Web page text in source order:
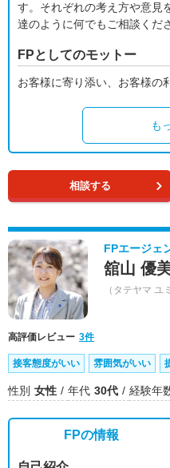
す。それぞれの考え方や意見
達のように何でもご相談くだ
FPとしてのモットー
お客様に寄り添い、お客様の
も
相談する
FPエージェ
舘山 優
（タテヤマ ユ
高評価レビュー 3件
接客態度がいい 雰囲気がいい
性別 女性 年代 30代 経験年
FPの情報